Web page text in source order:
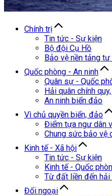
Chính trị
Tin tức - Sự kiện
Bộ đội Cụ Hồ
Bảo vệ nền tảng
Quốc phòng - An ninh
Quân sự - Quốc
Hải quân chính
An ninh biển đảo
Vì chủ quyền biển, đảo
Điểm tựa ngư dân
Chung sức bảo vệ
Kinh tế - Xã hội
Tin tức - Sự kiện
Kinh tế - Quốc
Từ đất liền đến
Đối ngoại